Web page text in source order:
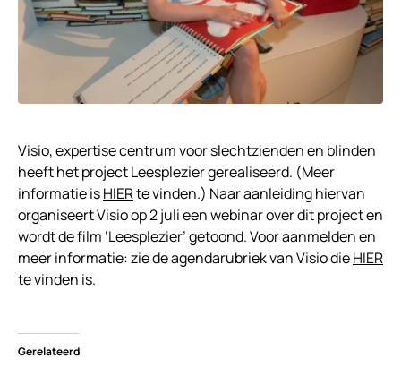
Visio, expertise centrum voor slechtzienden en blinden
heeft het project Leesplezier gerealiseerd. (Meer
informatie isHIERte vinden.) Naar aanleiding hiervan
organiseert Visio op 2 juli een webinar over dit project en
wordt de film ‘Leesplezier’ getoond. Voor aanmelden en
meer informatie: zie de agendarubriek van Visio dieHIER
te vinden is.
Gerelateerd